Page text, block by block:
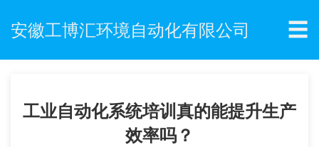
安徽工博汇环境自动化有限公司 ☰
工业自动化系统培训真的能提升生产
效率吗？